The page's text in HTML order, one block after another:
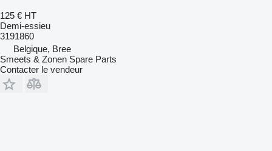
125 € HT
Demi-essieu
3191860
Belgique, Bree
Smeets & Zonen Spare Parts
Contacter le vendeur